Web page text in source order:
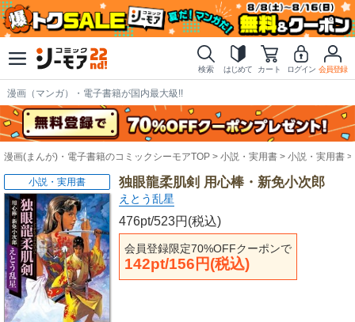
検索 はじめて カート ログイン 会員登録
漫画（マンガ）・電子書籍が国内最大級!!
漫画(まんが)・電子書籍のコミックシーモアTOP 小説・実用書 小説・実用書
独眼龍柔肌剣 用心棒・新免小次郎
えとう乱星
476pt/523円(税込)
会員登録限定70%OFFクーポンで
142pt/156円(税込)
小説・実用書